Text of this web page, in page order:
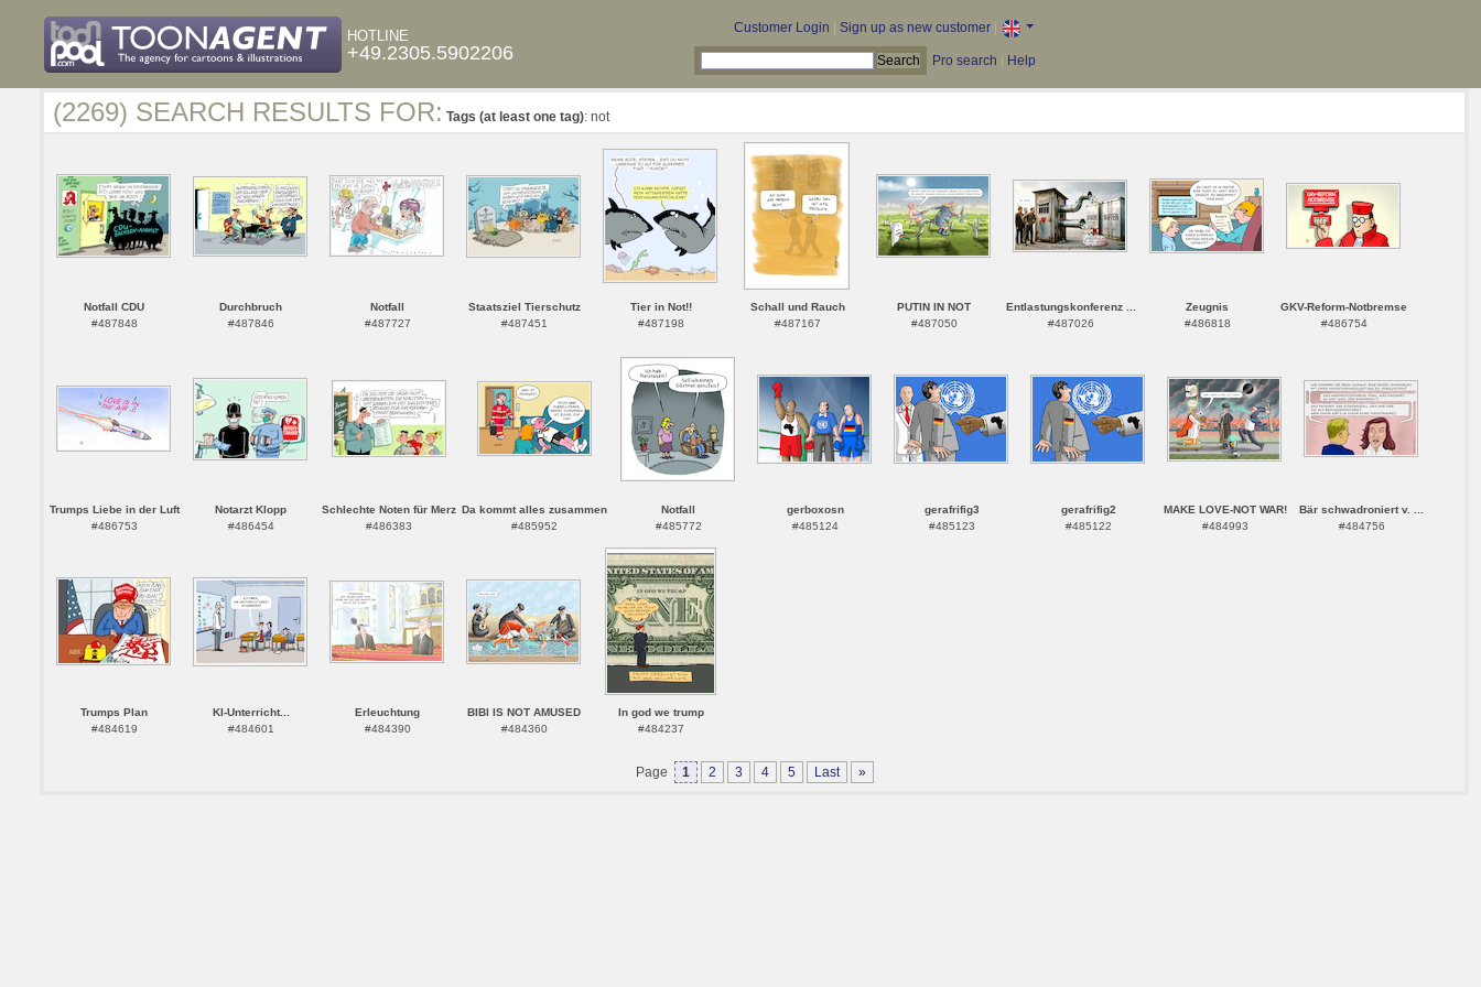
HOTLINE
+49.2305.5902206
Customer Login Sign up as new customer|
Pro search Help
(2269) SEARCH RESULTS FOR: Tags (at least one tag): not
Notfall CDU
#487848
Durchbruch
#487846
Notfall
#487727
Staatsziel Tierschutz
#487451
Tier in Not!!
#487198
Schall und Rauch
#487167
PUTIN IN NOT
#487050
Entlastungskonferenz ...
#487026
Zeugnis
#486818
GKV-Reform-Notbremse
#486754
Trumps Liebe in der Luft
#486753
Notarzt Klopp
#486454
Schlechte Noten für Merz
#486383
Da kommt alles zusammen
#485952
Notfall
#485772
gerboxosn
#485124
gerafrifig3
#485123
gerafrifig2
#485122
MAKE LOVE-NOT WAR!
#484993
Bär schwadroniert v. ...
#484756
Trumps Plan
#484619
KI-Unterricht...
#484601
Erleuchtung
#484390
BIBI IS NOT AMUSED
#484360
In god we trump
#484237
Page 1 2 3 4 5 Last »